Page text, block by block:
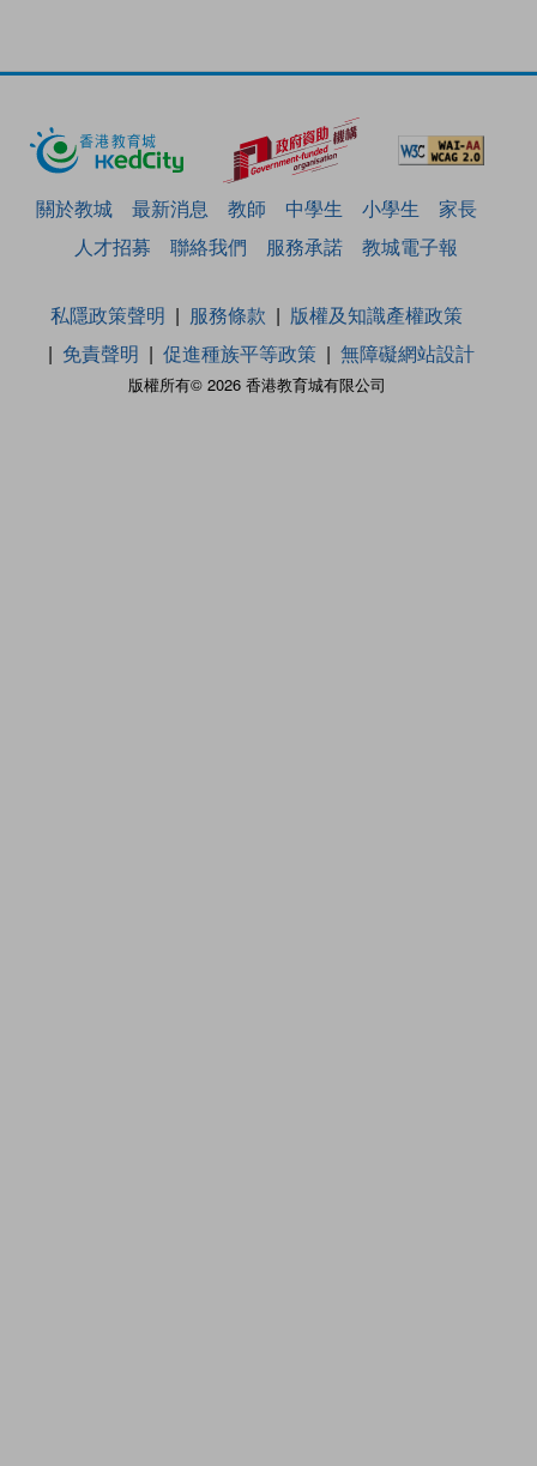
關於教城 最新消息 教師 中學生 小學生
家長
人才招募
聯絡我們 服務承諾 教城電子報
版權所有© 2026 香港教育城有限公司
私隱政策聲明 服務條款
版權及知識產權政策
免責聲明
促進種族平等政策 無障礙網站設計